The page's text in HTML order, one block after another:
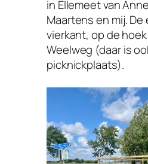
in Ellemeet van
Maartens en mij. De
vierkant, op de
Weelweg (daar is
picknickplaats).